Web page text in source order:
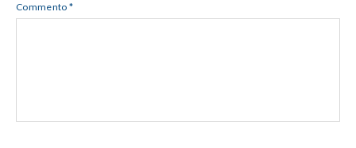
Commento *